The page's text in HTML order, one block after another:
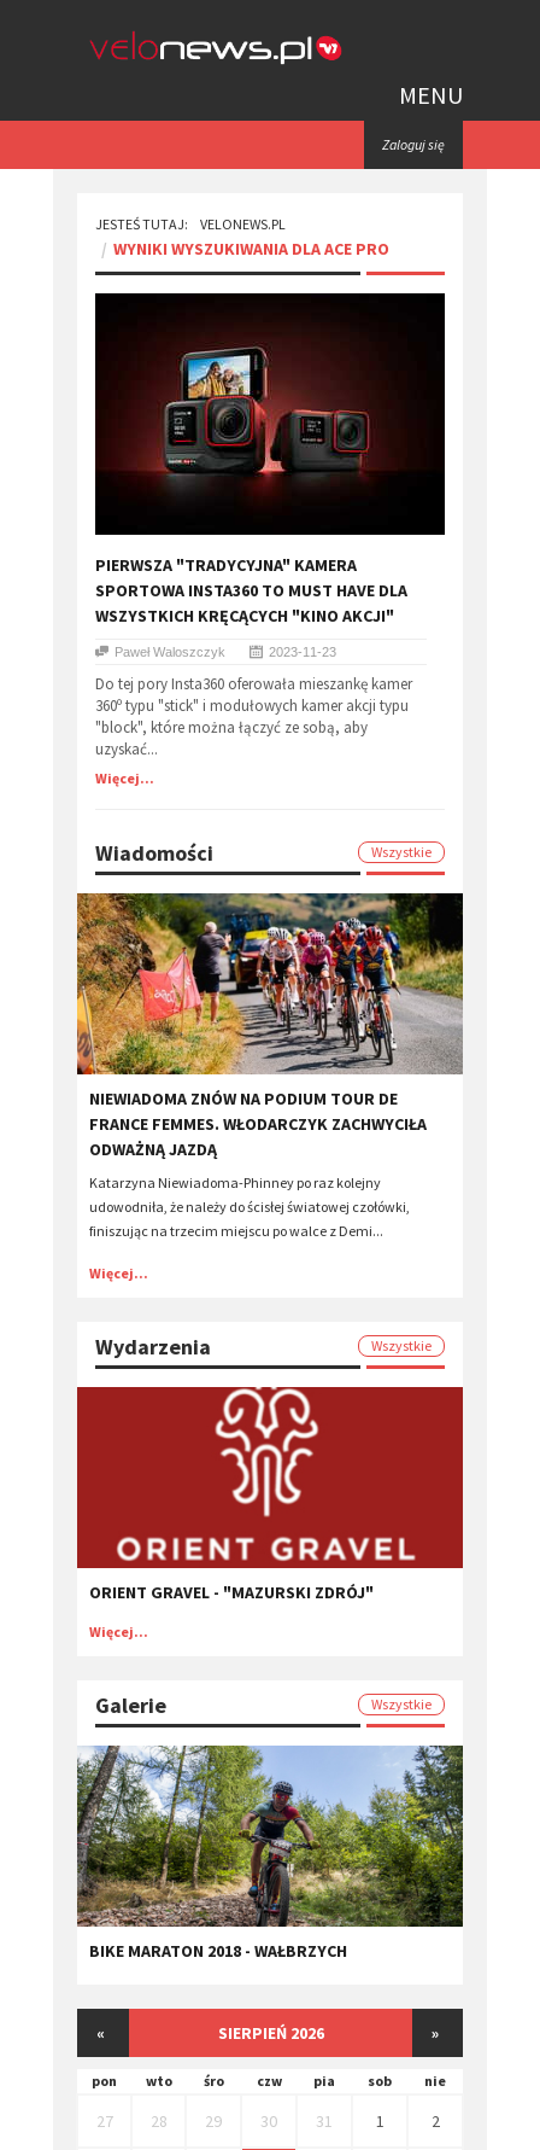
MENU
Zaloguj się
JESTEŚ TUTAJ: VELONEWS.PL
WYNIKI WYSZUKIWANIA DLA ACE PRO
​PIERWSZA "TRADYCYJNA" KAMERA
SPORTOWA INSTA360 TO MUST HAVE DLA
WSZYSTKICH KRĘCĄCYCH "KINO AKCJI"
Paweł Waloszczyk 2023-11-23
Do tej pory Insta360 oferowała mieszankę kamer
360º typu "stick" i modułowych kamer akcji typu
"block", które można łączyć ze sobą, aby
uzyskać...
Więcej...
Wiadomości Wszystkie
​NIEWIADOMA ZNÓW NA PODIUM TOUR DE
FRANCE FEMMES. WŁODARCZYK ZACHWYCIŁA
ODWAŻNĄ JAZDĄ
Katarzyna Niewiadoma-Phinney po raz kolejny
udowodniła, że należy do ścisłej światowej czołówki,
finiszując na trzecim miejscu po walce z Demi...
Więcej...
Wydarzenia Wszystkie
ORIENT GRAVEL - "MAZURSKI ZDRÓJ"
Więcej...
Galerie Wszystkie
BIKE MARATON 2018 - WAŁBRZYCH
« SIERPIEŃ 2026 »
pon wto śro czw pia sob nie
27 28 29 30 31 1 2